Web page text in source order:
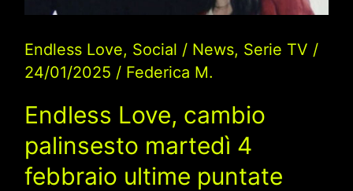
Impossibile
di
Nihan
Endless Love, Social / News, Serie TV /
24/01/2025 / Federica M.
Endless Love, cambio
palinsesto martedì 4
febbraio ultime puntate